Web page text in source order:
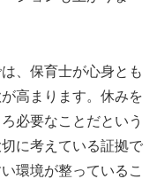
、保育士が心身とも
高まります。休みを
必要なことだという
に考えている証拠で
環境が整っているこ